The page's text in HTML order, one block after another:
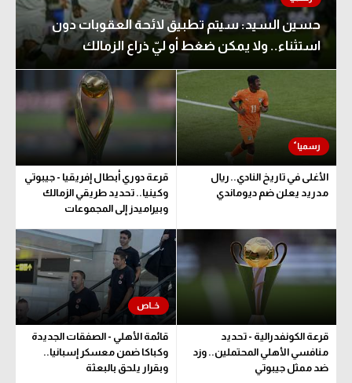
حسين السيد: سيتم تطبيق لائحة العقوبات دون
استثناء.. ولا يمكن ضغط أو ليّ ذراع الزمالك
الأغلى في تاريخ النادي.. ريال
مدريد يعلن ضم ديوماندي
قرعة دوري أبطال إفريقيا - جيبوتي
وكينيا.. تحديد طريقي الزمالك
وبيراميدز إلى المجموعات
قرعة الكونفدرالية - تحديد
منافسي الأهلي المحتملين.. وزد
ضد ممثل جيبوتي
قائمة الأهلي - الصفقات الجديدة
وكباكا ضمن معسكر إسبانيا..
وبقرار يلحق بالبعثة